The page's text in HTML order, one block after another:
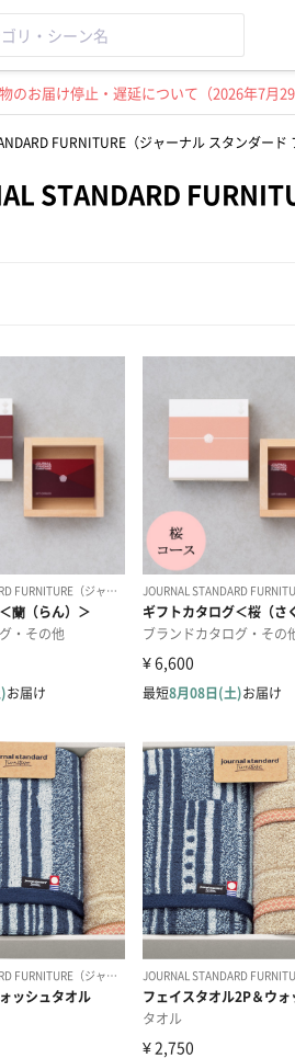
のお届け停止・遅延について（2026年7月29
FURNITURE（ジャーナル スタンダード
STANDARD